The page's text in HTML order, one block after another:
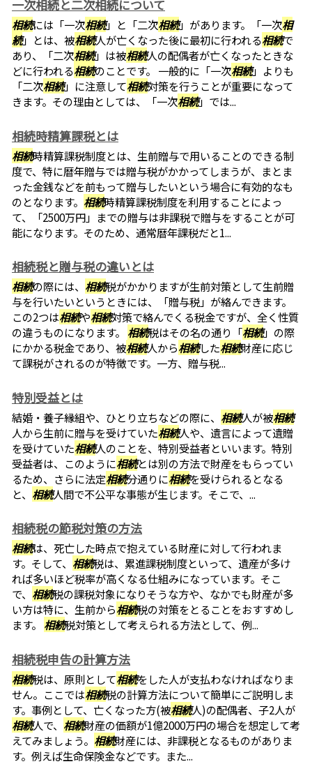
一次相続と二次相続について
相続には「一次相続」と「二次相続」があります。「一次相
続」とは、被相続人が亡くなった後に最初に行われる相続で
あり、「二次相続」は被相続人の配偶者が亡くなったときな
どに行われる相続のことです。 一般的に「一次相続」よりも
「二次相続」に注意して相続対策を行うことが重要になって
きます。その理由としては、「一次相続」では...
相続時精算課税とは
相続時精算課税制度とは、生前贈与で用いることのできる制
度で、特に暦年贈与では贈与税がかかってしまうが、まとま
った金銭などを前もって贈与したいという場合に有効的なも
のとなります。 相続時精算課税制度を利用することによっ
て、「2500万円」までの贈与は非課税で贈与をすることが可
能になります。そのため、通常暦年課税だと1...
相続税と贈与税の違いとは
相続の際には、 相続税がかかりますが生前対策として生前贈
与を行いたいというときには、「贈与税」が絡んできます。
この2つは相続や相続対策で絡んでくる税金ですが、全く性質
の違うものになります。 相続税はその名の通り「相続」の際
にかかる税金であり、被相続人から相続した相続財産に応じ
て課税がされるのが特徴です。一方、贈与税...
特別受益とは
結婚・養子縁組や、ひとり立ちなどの際に、 相続人が被相続
人から生前に贈与を受けていた相続人や、遺言によって遺贈
を受けていた相続人のことを、特別受益者といいます。特別
受益者は、このように相続とは別の方法で財産をもらってい
るため、さらに法定相続分通りに相続を受けられるとなる
と、 相続人間で不公平な事態が生じます。そこで、...
相続税の節税対策の方法
相続は、死亡した時点で抱えている財産に対して行われま
す。そして、 相続税は、累進課税制度といって、遺産が多け
れば多いほど税率が高くなる仕組みになっています。そこ
で、 相続税の課税対象になりそうな方や、なかでも財産が多
い方は特に、生前から相続税の対策をとることをおすすめし
ます。 相続税対策として考えられる方法として、例...
相続税申告の計算方法
相続税は、原則として相続をした人が支払わなければなりま
せん。ここでは相続税の計算方法について簡単にご説明しま
す。事例として、亡くなった方(被相続人)の配偶者、子2人が
相続人で、 相続財産の価額が1億2000万円の場合を想定して考
えてみましょう。 相続財産には、非課税となるものがありま
す。例えば生命保険金などです。また...